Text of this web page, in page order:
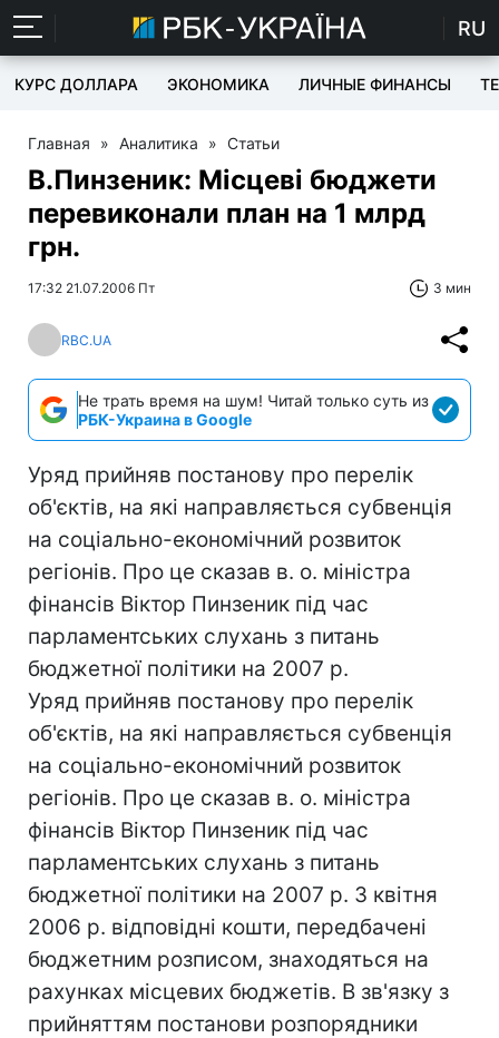
RU
КУРС ДОЛЛАРА ЭКОНОМИКА ЛИЧНЫЕ ФИНАНСЫ
Главная » Аналитика » Статьи
В.Пинзеник: Місцеві бюджети
перевиконали план на 1 млрд
грн.
17:32 21.07.2006 Пт 3 мин
RBC.UA
Не трать время на шум! Читай только суть из
РБК-Украина в Google
Уряд прийняв постанову про перелік
об'єктів, на які направляється субвенція
на соціально-економічний розвиток
регіонів. Про це сказав в. о. міністра
фінансів Віктор Пинзеник під час
парламентських слухань з питань
бюджетної політики на 2007 р.
Уряд прийняв постанову про перелік
об'єктів, на які направляється субвенція
на соціально-економічний розвиток
регіонів. Про це сказав в. о. міністра
фінансів Віктор Пинзеник під час
парламентських слухань з питань
бюджетної політики на 2007 р. З квітня
2006 р. відповідні кошти, передбачені
бюджетним розписом, знаходяться на
рахунках місцевих бюджетів. В зв'язку з
прийняттям постанови розпорядники